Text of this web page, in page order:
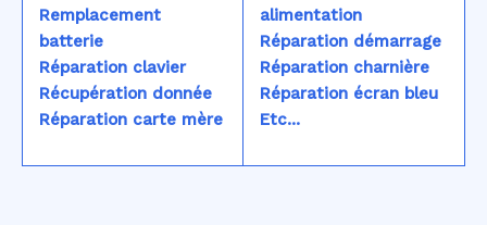
Remplacement
batterie
Réparation clavier
Récupération donnée
Réparation carte mère
alimentation
Réparation démarrage
Réparation charnière
Réparation écran bleu
Etc...